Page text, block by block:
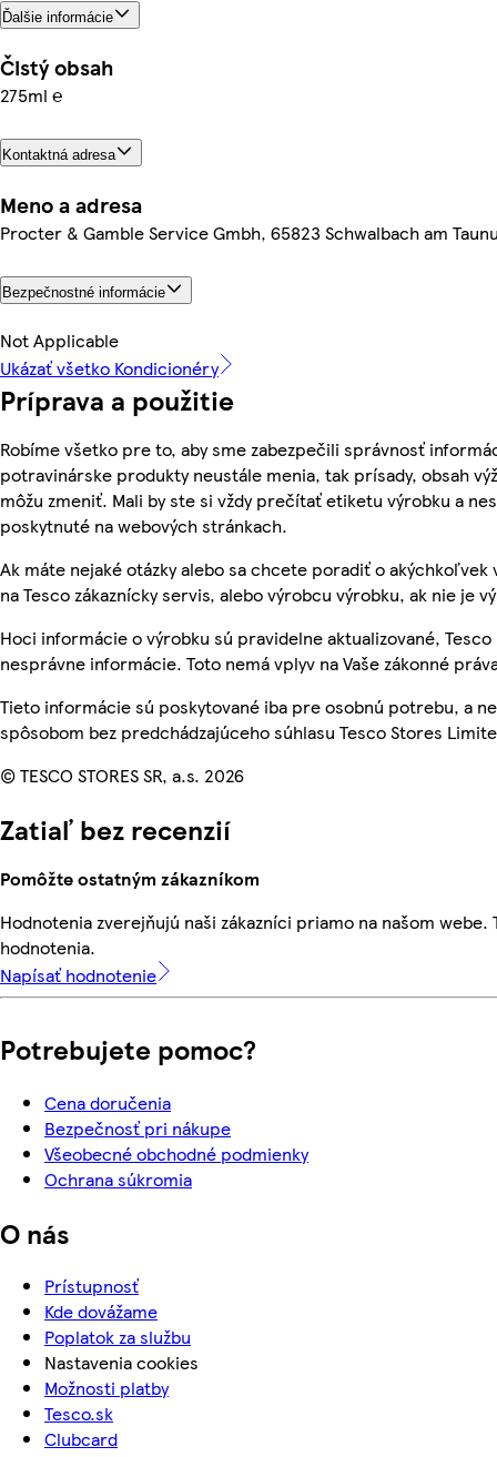
Ďalšie informácie
Čistý obsah
275ml ℮
Kontaktná adresa
Meno a adresa
Procter & Gamble Service Gmbh, 65823 Schwalbach am
Bezpečnostné informácie
Not Applicable
Ukázať všetko Kondicionéry
Príprava a použitie
Robíme všetko pre to, aby sme zabezpečili správnosť
potravinárske produkty neustále menia, tak prísady, obsah
môžu zmeniť. Mali by ste si vždy prečítať etiketu výrobku a
poskytnuté na webových stránkach.
Ak máte nejaké otázky alebo sa chcete poradiť o
na Tesco zákaznícky servis, alebo výrobcu výrobku, ak nie je
Hoci informácie o výrobku sú pravidelne aktualizované,
nesprávne informácie. Toto nemá vplyv na Vaše zákonné
Tieto informácie sú poskytované iba pre osobnú potrebu, a
spôsobom bez predchádzajúceho súhlasu Tesco Stores
© TESCO STORES SR, a.s. 2026
Zatiaľ bez recenzií
Pomôžte ostatným zákazníkom
Hodnotenia zverejňujú naši zákazníci priamo na našom
hodnotenia.
Napísať hodnotenie
Potrebujete pomoc?
Cena doručenia
Bezpečnosť pri nákupe
Všeobecné obchodné podmienky
Ochrana súkromia
O nás
Prístupnosť
Kde dovážame
Poplatok za službu
Nastavenia cookies
Možnosti platby
Tesco.sk
Clubcard